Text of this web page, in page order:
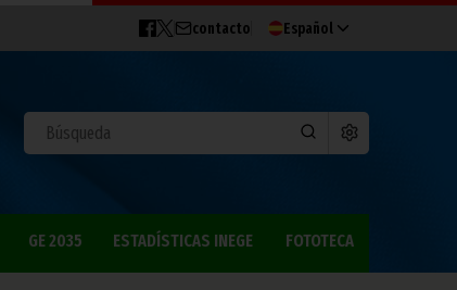
contacto Español
GE 2035 ESTADÍSTICAS INEGE FOTOTECA